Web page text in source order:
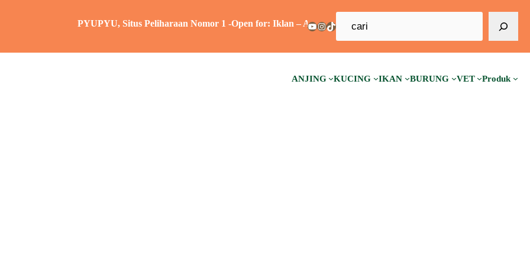
PYUPYU, Situs Peliharaan Nomor 1 -Open for: Iklan – Advertorial – Sponsorship – Guest Post – Backlink –
YouTube
Instagram
TikTok
a
r
i
ANJING KUCING IKAN BURUNG VET Produk